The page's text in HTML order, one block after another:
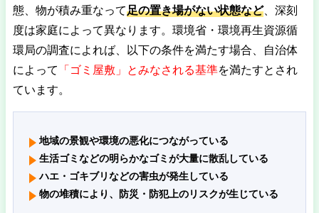
態、物が積み重なって足の置き場がない状態など、深刻
度は家庭によって異なります。環境省・環境再生資源循
環局の調査によれば、以下の条件を満たす場合、自治体
によって 「ゴミ屋敷」とみなされる基準を満たすとされ
ています。
地域の景観や環境の悪化につながっている
生活ゴミなどの明らかなゴミが大量に散乱している
ハエ・ゴキブリなどの害虫が発生している
物の堆積により、防災・防犯上のリスクが生じている